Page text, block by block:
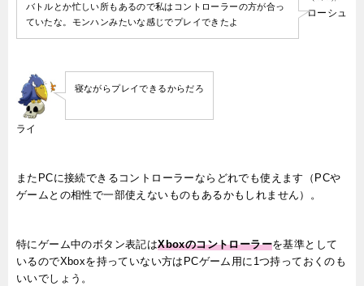
ローシュ
バトルとか忙しい所もあるので私はコントローラーの方が合っ
ていたな。モンハンみたいな感じでプレイできたよ
ライ
寝ながらプレイできるからだろ
またPCに接続できるコントローラーならどれでも使えます（PCや
ゲームとの相性で一部使えないものもあるかもしれません）。
特にゲーム中のボタン表記はXboxのコントローラーを基準として
いるのでXboxを持っていない方はPCゲーム用に1つ持っておくのも
いいでしょう。